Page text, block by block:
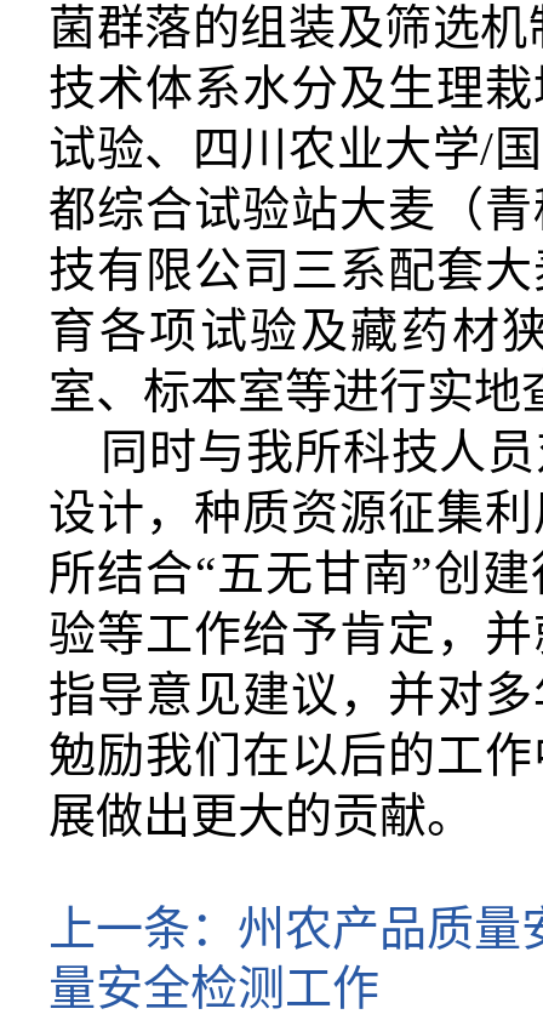
菌群落的组装及筛选
技术体系水分及生理
试验、四川农业大学/
都综合试验站大麦（
技有限公司三系配套
育各项试验及藏药材
室、标本室等进行实
同时与我所科技人
设计，种质资源征集
所结合“五无甘南”创
验等工作给予肯定，
指导意见建议，并对
勉励我们在以后的工
展做出更大的贡献。
上一条： 州农产品质量
量安全检测工作